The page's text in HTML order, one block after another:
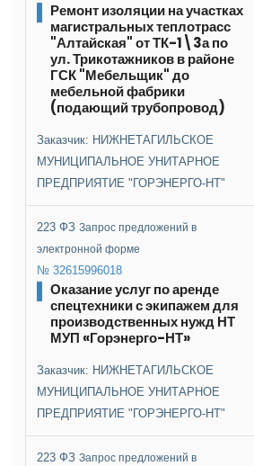
Ремонт изоляции на участках
магистральных теплотрасс
"Алтайская" от ТК-1\3а по
ул. Трикотажников в районе
ГСК "Мебельщик" до
мебельной фабрики
(подающий трубопровод)
Заказчик: НИЖНЕТАГИЛЬСКОЕ
МУНИЦИПАЛЬНОЕ УНИТАРНОЕ
ПРЕДПРИЯТИЕ "ГОРЭНЕРГО-НТ"
223 ФЗЗапрос предложений в
электронной форме
№ 32615996018
Оказание услуг по аренде
спецтехники с экипажем для
производственных нужд НТ
МУП «Горэнерго-НТ»
Заказчик: НИЖНЕТАГИЛЬСКОЕ
МУНИЦИПАЛЬНОЕ УНИТАРНОЕ
ПРЕДПРИЯТИЕ "ГОРЭНЕРГО-НТ"
223 ФЗЗапрос предложений в